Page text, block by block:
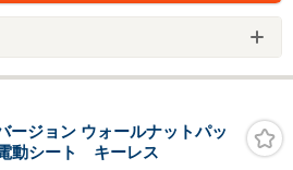
ジョン ウォールナットパッ
動シート キーレス